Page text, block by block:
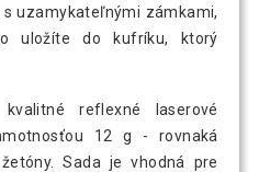
uzamykateľnými zámkami,
uložíte do kufríku, ktorý
reflexné laserové
12 g - rovnaká
Sada je vhodná pre